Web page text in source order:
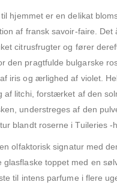
hjemmet er en delikat
af fransk savoir-faire. Det
citrusfrugter og fører
den pragtfulde bulgarske
iris og ærlighed af violet.
af litchi, forstærket af den
understreges af den
blandt roserne i Tuileries -
olfaktorisk signatur med
glasflaske toppet med en
til intens parfume i flere